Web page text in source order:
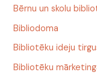
Bērnu un skolu
Bibliodoma
Bibliotēku ideju
Bibliotēku